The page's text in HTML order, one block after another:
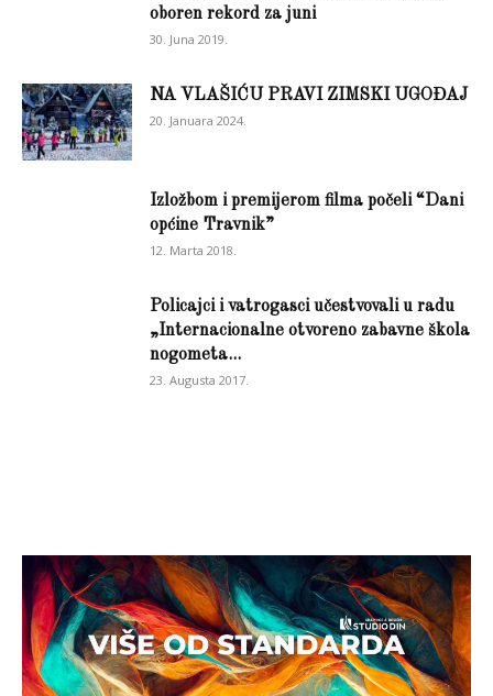
oboren rekord za juni
30. Juna 2019.
NA VLAŠIĆU PRAVI ZIMSKI UGOĐAJ
20. Januara 2024.
Izložbom i premijerom filma počeli “Dani
općine Travnik”
12. Marta 2018.
Policajci i vatrogasci učestvovali u radu
„Internacionalne otvoreno zabavne škola
nogometa...
23. Augusta 2017.